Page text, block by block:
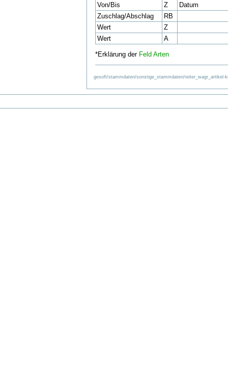
Von/Bis
Z
Datum
Zuschlag/Abschlag
RB
Wert
Z
Wert
A
*Erklärung der Feld Arten
gesoft/stammdaten/sonstige_stammdaten/reiter_wagr_artikel-